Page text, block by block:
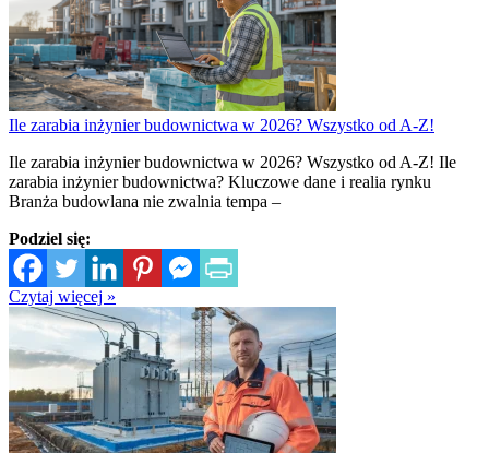
Ile zarabia inżynier budownictwa w 2026? Wszystko od A-Z!
Ile zarabia inżynier budownictwa w 2026? Wszystko od A-Z! Ile
zarabia inżynier budownictwa? Kluczowe dane i realia rynku
Branża budowlana nie zwalnia tempa –
Podziel się:
Czytaj więcej »